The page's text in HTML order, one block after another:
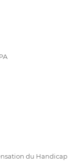
du Handicap